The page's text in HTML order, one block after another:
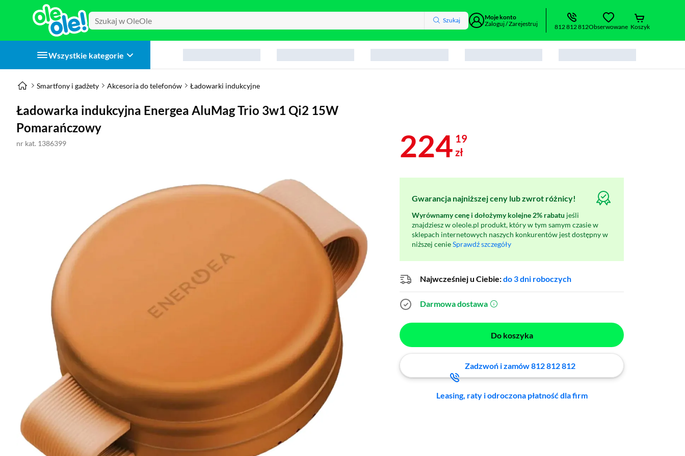
Szukaj
Moje konto
Zaloguj / Zarejestruj
812 812 812Obserwowane Koszyk
Wszystkie kategorie
Smartfony i gadżety Akcesoria do telefonów Ładowarki indukcyjne
Ładowarka indukcyjna Energea AluMag Trio 3w1 Qi2 15W
Pomarańczowy
nr kat. 1386399 224 19
zł
Gwarancja najniższej ceny lub zwrot różnicy!
Wyrównamy cenę i dołożymy kolejne 2% rabatu jeśli
znajdziesz w oleole.pl produkt, który w tym samym czasie w
sklepach internetowych naszych konkurentów jest dostępny w
niższej cenieSprawdź szczegóły
Najwcześniej u Ciebie:do 3 dni roboczych
Darmowa dostawa (otworzy się w nowym oknie)
Do koszyka
Zadzwoń i zamów 812 812 812
Leasing, raty i odroczona płatność dla firm